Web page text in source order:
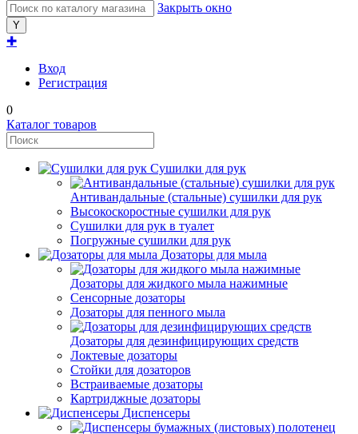
Закрыть окно
✚
Вход
Регистрация
0
Каталог товаров
Сушилки для рук
Антивандальные (стальные) сушилки для рук
Высокоскоростные сушилки для рук
Сушилки для рук в туалет
Погружные сушилки для рук
Дозаторы для мыла
Дозаторы для жидкого мыла нажимные
Сенсорные дозаторы
Дозаторы для пенного мыла
Дозаторы для дезинфицирующих средств
Локтевые дозаторы
Стойки для дозаторов
Встраиваемые дозаторы
Картриджные дозаторы
Диспенсеры